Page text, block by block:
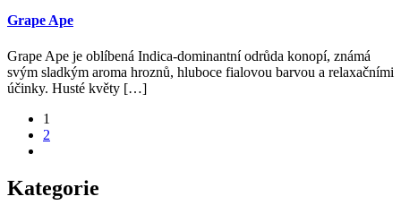
Grape Ape
Grape Ape je oblíbená Indica-dominantní odrůda konopí, známá
svým sladkým aroma hroznů, hluboce fialovou barvou a relaxačními
účinky. Husté květy […]
1
2
Kategorie